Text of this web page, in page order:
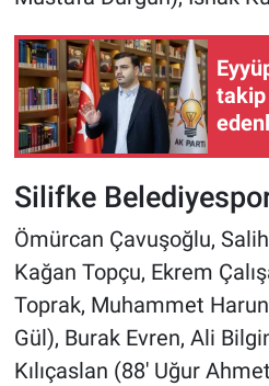
Silifke
Ömürcan Çavuşoğlu,
Kağan Topçu, Ekrem
Toprak, Muhammet
Gül), Burak Evren, Ali
Kılıçaslan (88' Uğur